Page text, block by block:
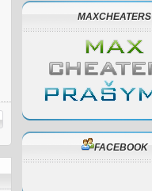
MAXCHEATERS
FACEBOOK